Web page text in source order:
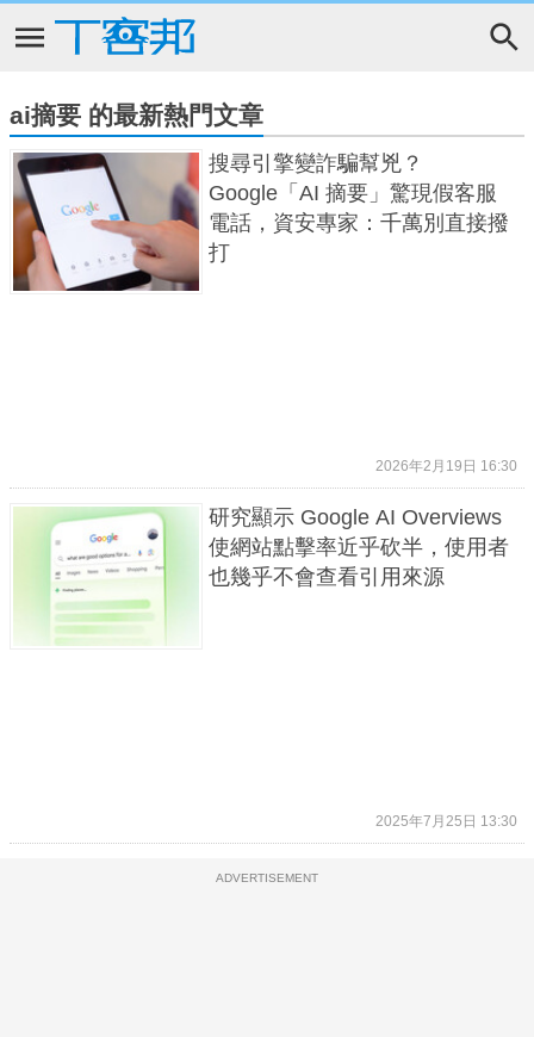
ai摘要 的最新熱門文章
搜尋引擎變詐騙幫兇？
Google「AI 摘要」驚現假客服
電話，資安專家：千萬別直接撥
打
2026年2月19日 16:30
研究顯示 Google AI Overviews
使網站點擊率近乎砍半，使用者
也幾乎不會查看引用來源
2025年7月25日 13:30
ADVERTISEMENT